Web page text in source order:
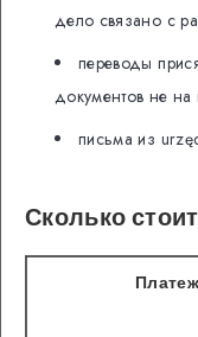
дело связано с
переводы
документов не на
письма из
Сколько
Платеж